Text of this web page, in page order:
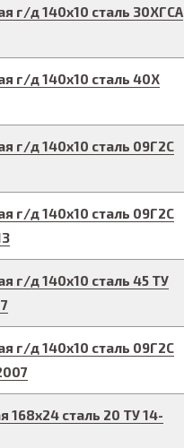
г/д140х10 сталь 30ХГСА
г/д140х10 сталь 40Х
г/д140х10 сталь 09Г2С
г/д140х10 сталь 09Г2С
г/д140х10 сталь 45 ТУ
г/д140х10 сталь 09Г2С
168х24 сталь 20 ТУ 14-